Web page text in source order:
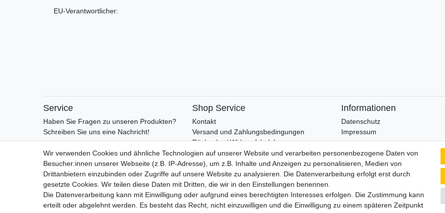
EU-Verantwortlicher:
Service
Haben Sie Fragen zu unseren Produkten?
Schreiben Sie uns eine Nachricht!
Shop Service
Kontakt
Versand und Zahlungsbedingungen
Rückgabe / Widerrufsbelehrung
Retoure
AGB
Vertrag widerrufen
Informationen
Datenschutz
Impressum
Wir verschicken klimaneutral mit
Wir verwenden Cookies und ähnliche Technologien auf unserer Website und verarbeiten personenbezogene Daten von
Besucher:innen unserer Webseite (z.B. IP-Adresse), um z.B. Inhalte und Anzeigen zu personalisieren, Medien von
Drittanbietern einzubinden oder Zugriffe auf unsere Website zu analysieren. Die Datenverarbeitung erfolgt erst durch
gesetzte Cookies. Wir teilen diese Daten mit Dritten, die wir in den Einstellungen benennen.
Die Datenverarbeitung kann mit Einwilligung oder aufgrund eines berechtigten Interesses erfolgen. Die Zustimmung kann
erteilt oder abgelehnt werden. Es besteht das Recht, nicht einzuwilligen und die Einwilligung zu einem späteren Zeitpunkt